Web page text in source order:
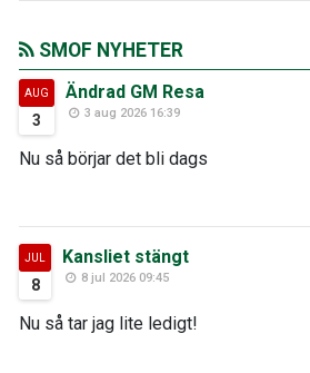
SMOF NYHETER
AUG
3
Ändrad GM Resa
3 aug 2026 16:39
Nu så börjar det bli dags
JUL
8
Kansliet stängt
8 jul 2026 09:45
Nu så tar jag lite ledigt!